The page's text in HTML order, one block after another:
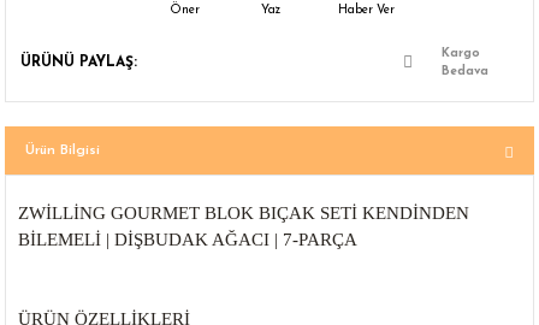
Puro Dolapları
Öner
Yaz
Haber Ver
ÜRÜNÜ PAYLAŞ:
Kargo
Bedava
Ürün Bilgisi
ZWILLING GOURMET BLOK BIÇAK SETI KENDINDEN
BILEMELI | DIŞBUDAK AĞACI | 7-PARÇA
ÜRÜN ÖZELLIKLERI